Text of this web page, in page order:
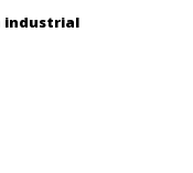
industrial